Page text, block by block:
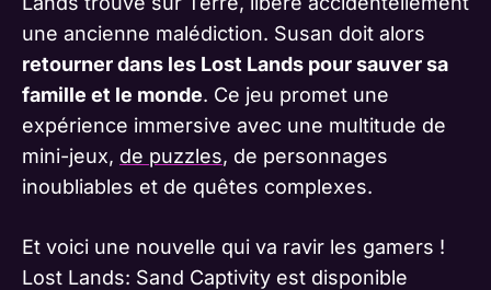
une ancienne malédiction. Susan doit alors
retourner dans les Lost Lands pour sauver sa
famille et le monde. Ce jeu promet une
expérience immersive avec une multitude de
mini-jeux, de puzzles, de personnages
inoubliables et de quêtes complexes.
Et voici une nouvelle qui va ravir les gamers !
Lost Lands: Sand Captivity est disponible